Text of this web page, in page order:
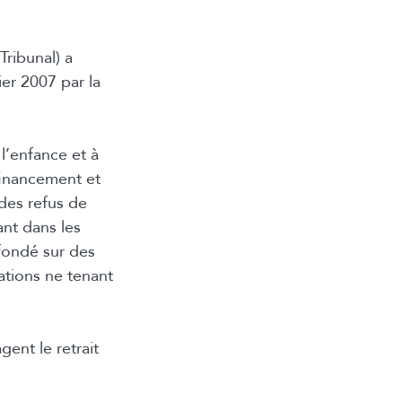
a
2007 par la
et à
et
refus de
dans les
sur des
ne tenant
le retrait